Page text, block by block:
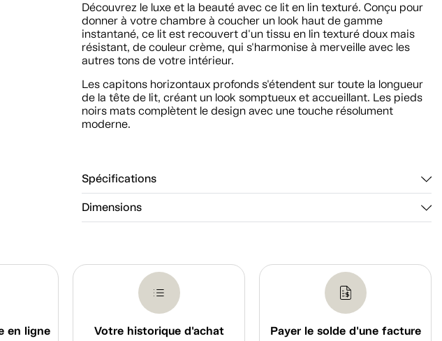
Découvrez le luxe et la beauté avec ce lit en lin texturé. Conçu pour
donner à votre chambre à coucher un look haut de gamme
instantané, ce lit est recouvert d'un tissu en lin texturé doux mais
résistant, de couleur crème, qui s'harmonise à merveille avec les
autres tons de votre intérieur.
Les capitons horizontaux profonds s'étendent sur toute la longueur
de la tête de lit, créant un look somptueux et accueillant. Les pieds
noirs mats complètent le design avec une touche résolument
moderne.
Spécifications
Dimensions
en ligne Votre historique d'achat Payer le solde d'une facture